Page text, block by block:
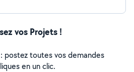
vos Projets !
postez toutes vos demandes
en un clic.